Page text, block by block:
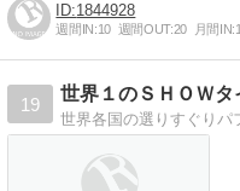
1844928
週間IN:10 週間OUT:20 月間IN:
19
世界１のＳＨＯＷタ